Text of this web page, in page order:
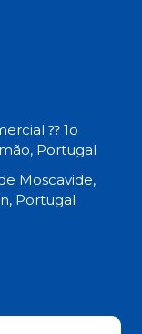
⁇ 1o
Portugal
Moscavide,
Portugal